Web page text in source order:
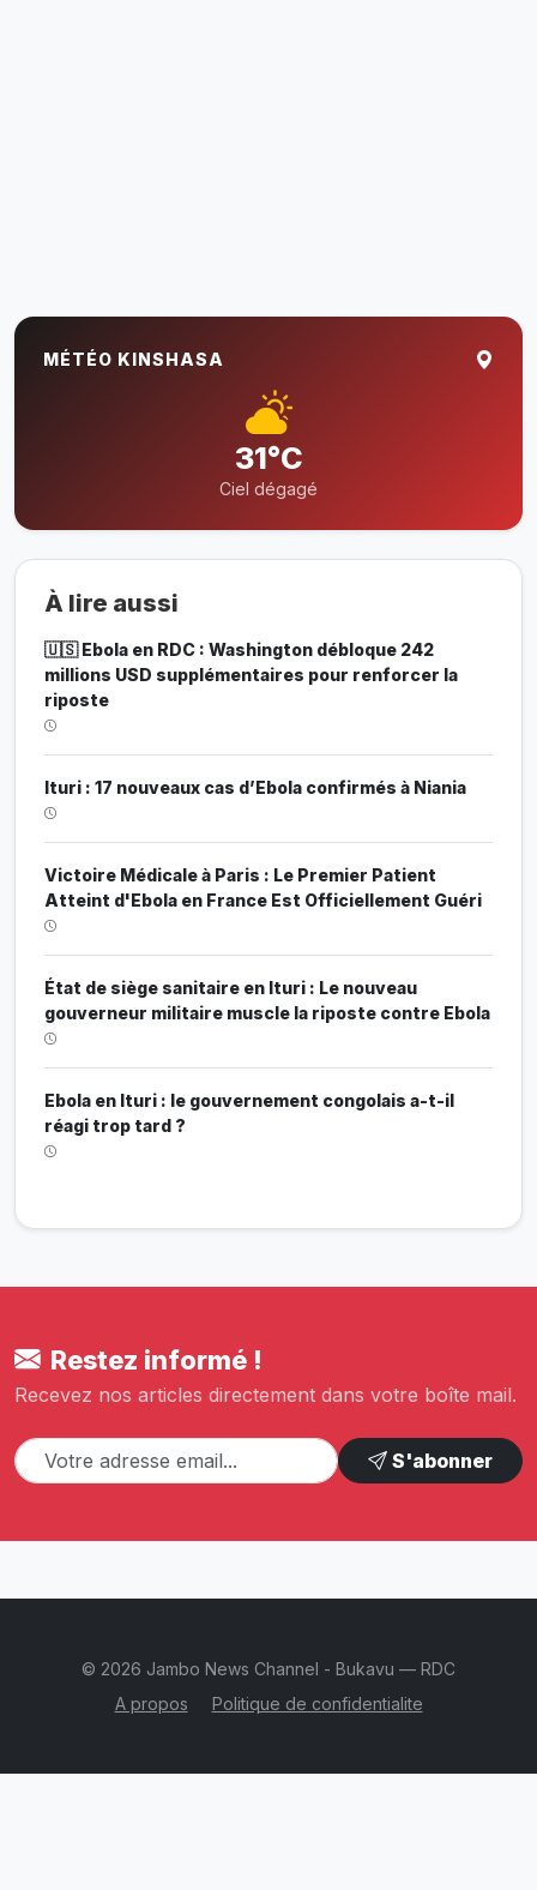
MÉTÉO KINSHASA
31°C
Ciel dégagé
À lire aussi
🇺🇸 Ebola en RDC : Washington débloque 242
millions USD supplémentaires pour renforcer la
riposte
Ituri : 17 nouveaux cas d’Ebola confirmés à Niania
Victoire Médicale à Paris : Le Premier Patient
Atteint d'Ebola en France Est Officiellement Guéri
État de siège sanitaire en Ituri : Le nouveau
gouverneur militaire muscle la riposte contre Ebola
Ebola en Ituri : le gouvernement congolais a-t-il
réagi trop tard ?
Restez informé !
Recevez nos articles directement dans votre boîte mail.
S'abonner
© 2026 Jambo News Channel - Bukavu — RDC
A propos
Politique de confidentialite